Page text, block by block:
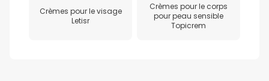
Crèmes pour le visage
Letisr
Crèmes pour le corps
pour peau sensible
Topicrem